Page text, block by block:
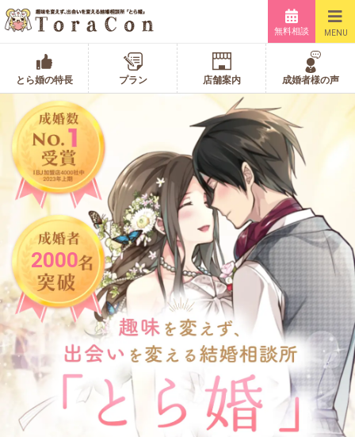
無料相談 MENU
とら婚の特長 プラン 店舗案内 成婚者様の声
2000